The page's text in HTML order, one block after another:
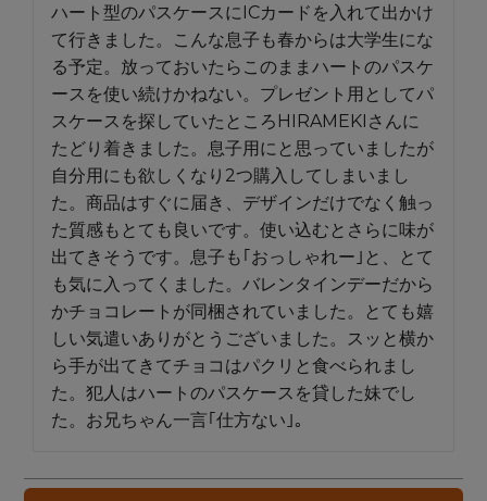
ハート型のパスケースにICカードを入れて出かけ
て行きました。こんな息子も春からは大学生にな
る予定。放っておいたらこのままハートのパスケ
ースを使い続けかねない。プレゼント用としてパ
スケースを探していたところHIRAMEKIさんに
たどり着きました。息子用にと思っていましたが
自分用にも欲しくなり2つ購入してしまいまし
た。商品はすぐに届き、デザインだけでなく触っ
た質感もとても良いです。使い込むとさらに味が
出てきそうです。息子も｢おっしゃれー｣と、とて
も気に入ってくました。バレンタインデーだから
かチョコレートが同梱されていました。とても嬉
しい気遣いありがとうございました。スッと横か
ら手が出てきてチョコはパクリと食べられまし
た。犯人はハートのパスケースを貸した妹でし
た。お兄ちゃん一言｢仕方ない｣。